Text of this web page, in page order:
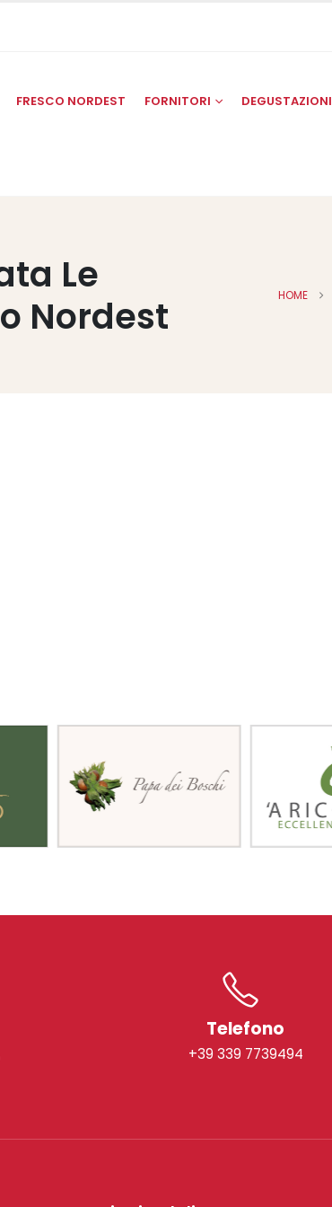
FRESCO NORDEST FORNITORI DEGUSTAZIONI
Le
Nordest
HOME
Telefono
+39 339 7739494